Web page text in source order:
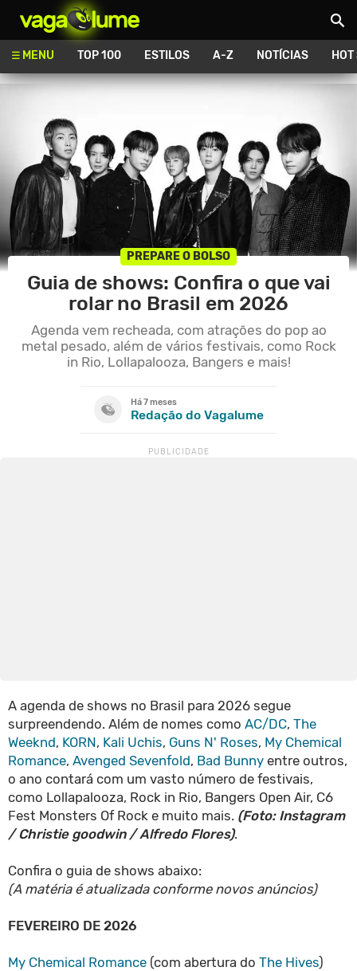
MENU TOP 100 ESTILOS A-Z NOTÍCIAS
PREPARE O BOLSO
Guia de shows: Confira o que vai
rolar no Brasil em 2026
Agenda vem recheada, com atrações do pop ao
metal pesado, além de vários festivais, como Rock
in Rio, Lollapalooza, Bangers e mais!
Há 7 meses
Redação do Vagalume
A agenda de shows no Brasil para 2026 segue
surpreendendo. Além de nomes como AC/DC, The
Weeknd, KORN, Kali Uchis, Guns N' Roses, My Chemical
Romance, Avenged Sevenfold, Bad Bunny entre outros,
o ano contará com um vasto número de festivais,
como Lollapalooza, Rock in Rio, Bangers Open Air, C6
Fest Monsters Of Rock e muito mais. (Foto: Instagram
/ Christie goodwin / Alfredo Flores).
Confira o guia de shows abaixo:
(A matéria é atualizada conforme novos anúncios)
FEVEREIRO DE 2026
My Chemical Romance (com abertura do The Hives)